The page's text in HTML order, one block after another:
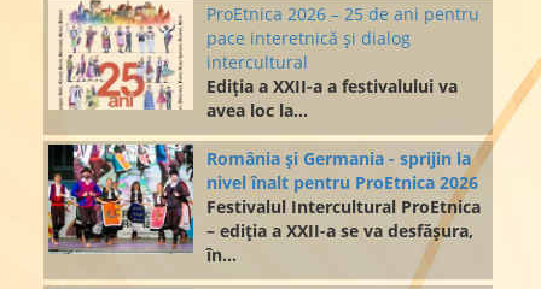
ProEtnica 2026 – 25 de ani pentru
pace interetnică și dialog
intercultural
Ediția a XXII-a a festivalului va
avea loc la...
România și Germania - sprijin la
nivel înalt pentru ProEtnica 2026
Festivalul Intercultural ProEtnica
– ediția a XXII-a se va desfășura,
în...